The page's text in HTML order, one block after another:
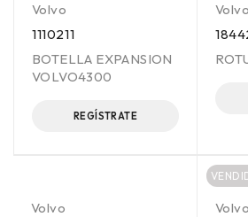
Volvo
1110211
BOTELLA EXPANSION
VOLVO4300
REGÍSTRATE
Volvo
Volvo
Volvo